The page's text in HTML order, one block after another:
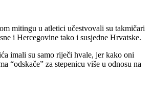
mitingu u atletici učestvovali su takmičari
i Hercegovine tako i susjedne Hrvatske.
imali su samo riječi hvale, jer kako oni
“odskače” za stepenicu više u odnosu na